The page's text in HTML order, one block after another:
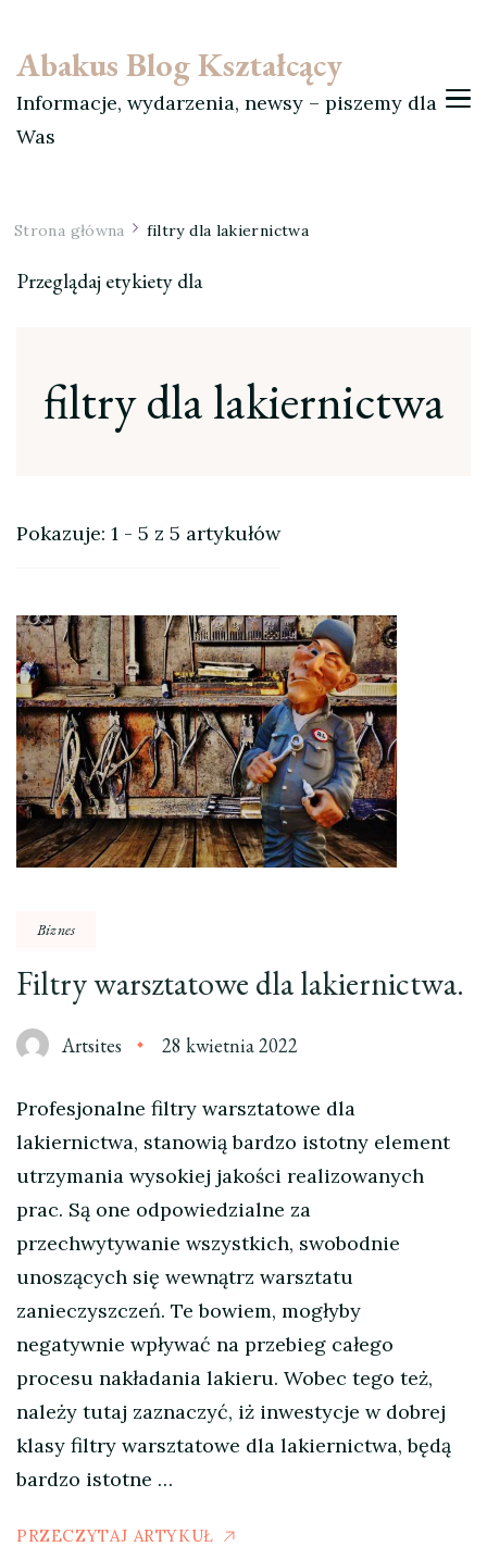
Abakus Blog Kształcący
Informacje, wydarzenia, newsy – piszemy dla
Was
Strona główna filtry dla lakiernictwa
Przeglądaj etykiety dla
filtry dla lakiernictwa
Pokazuje: 1 - 5 z 5 artykułów
Biznes
Filtry warsztatowe dla lakiernictwa.
Artsites 28 kwietnia 2022
Profesjonalne filtry warsztatowe dla
lakiernictwa, stanowią bardzo istotny element
utrzymania wysokiej jakości realizowanych
prac. Są one odpowiedzialne za
przechwytywanie wszystkich, swobodnie
unoszących się wewnątrz warsztatu
zanieczyszczeń. Te bowiem, mogłyby
negatywnie wpływać na przebieg całego
procesu nakładania lakieru. Wobec tego też,
należy tutaj zaznaczyć, iż inwestycje w dobrej
klasy filtry warsztatowe dla lakiernictwa, będą
bardzo istotne …
PRZECZYTAJ ARTYKUŁ